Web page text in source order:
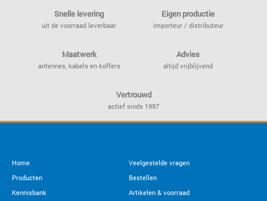
Snelle levering
uit de voorraad leverbaar
Eigen productie
importeur / distributeur
Maatwerk
antennes, kabels en koffers
Advies
altijd vrijblijvend
Vertrouwd
actief sinds 1997
Home
Producten
Kennisbank
Veelgestelde vragen
Bestellen
Artikelen & voorraad